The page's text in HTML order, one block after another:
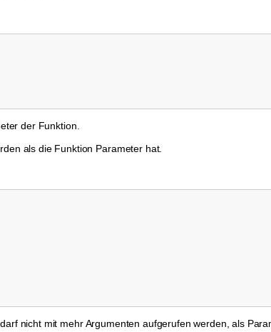
der Funktion.
als die Funktion Parameter hat.
nicht mit mehr Argumenten aufgerufen werden, als